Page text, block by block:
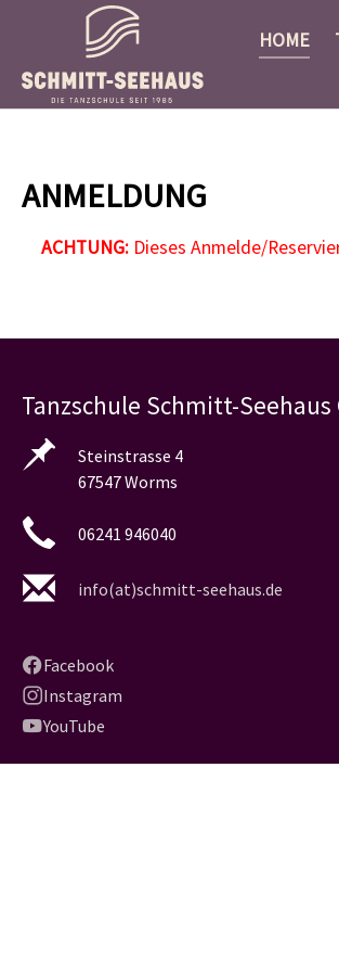
HOME
ANMELDUNG
ACHTUNG:Dieses Anmelde/
Tanzschule Schmitt-Seehaus
Steinstrasse 4
67547 Worms
06241 946040
info(at)schmitt-seehaus.de
Facebook
Instagram
YouTube